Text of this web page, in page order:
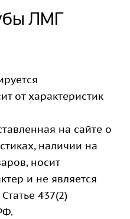
ЛМГ
от характеристик
на сайте о
наличии на
носит
и не является
437(2)